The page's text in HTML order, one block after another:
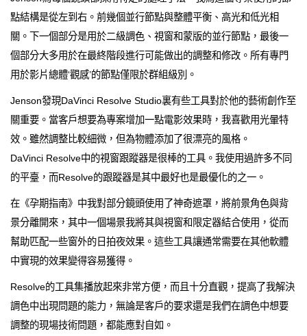
點結構是從左到右。前幾個並行節點與整體平衡、高光和低光相
關。下一個部分是用於二級調色、視窗和蒙版的並行節點，最後一
個部分大多用於在最終階段進行可能做出的調整和修改。所有專門
用於影片總體‘觀感’的節點僅限於群組級別。
Jenson發現DaVinci Resolve Studio裏有些工具對於他的藝術創作至
關重要。當客戶想要為專案增加一點電影效果時，我喜歡用光暈特
效。雖然調整比較細微，但為物體添加了很漂亮的風格。
DaVinci Resolve中的視窗跟蹤器是很棒的工具。我使用過許多不同
的平臺，而Resolve的跟蹤器是其中最好也是最優化的之一。
在《孕期指南》中我對部分鏡頭使用了神奇遮罩，將前景角色與背
景分離開來，其中一個場景我將其與視窗和限定器結合使用，從而
幫助匹配一些窗外的日拍夜效果。這些工具讓通常需要在其他軟體
中實現的效果變得容易獲得。
Resolve的工具集播放起來非常方便，而且十分直觀，提高了我解決
調色中出現問題的能力，無論是客戶的要求還是我們在調色中想要
調整的現場技術問題，都能應對自如。